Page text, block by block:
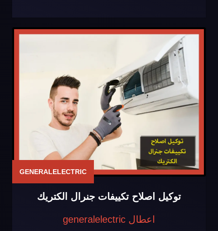
GENERALELECTRIC
توكيل اصلاح تكييفات جنرال الكتريك
اعطال generalelectric